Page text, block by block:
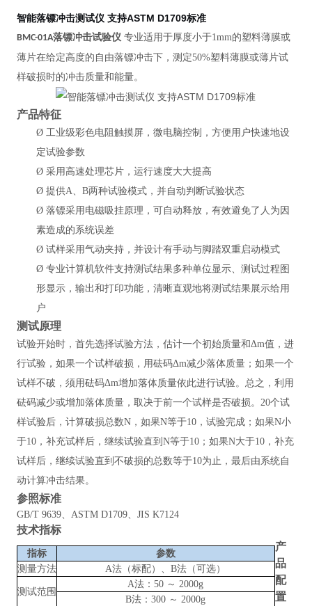
智能落镖冲击测试仪 支持ASTM D1709标准
BMC-01A落镖冲击试验仪 专业适用于厚度小于1mm的塑料薄膜或
薄片在给定高度的自由落镖冲击下，测定50%塑料薄膜或薄片试
样破损时的冲击质量和能量。
产品特征
Ø 工业级彩色电阻触摸屏，微电脑控制，方便用户快速地设
定试验参数
Ø 采用高速处理芯片，运行速度大大提高
Ø 提供A、B两种试验模式，并自动判断试验状态
Ø 落镖采用电磁吸挂原理，可自动释放，有效避免了人为因
素造成的系统误差
Ø 试样采用气动夹持，并设计有手动与脚踏双重启动模式
Ø 专业计算机软件支持测试结果多种单位显示、测试过程图
形显示，输出和打印功能，清晰直观地将测试结果展示给用
户
测试原理
试验开始时，首先选择试验方法，估计一个初始质量和Δm值，进
行试验，如果一个试样破损，用砝码Δm减少落体质量；如果一个
试样不破，须用砝码Δm增加落体质量依此进行试验。总之，利用
砝码减少或增加落体质量，取决于前一个试样是否破损。20个试
样试验后，计算破损总数N，如果N等于10，试验完成；如果N小
于10，补充试样后，继续试验直到N等于10；如果N大于10，补充
试样后，继续试验直到不破损的总数等于10为止，最后由系统自
动计算冲击结果。
参照标准
GB/T 9639、ASTM D1709、JIS K7124
技术指标
指标
参数
测量方法
A法（标配）、B法（可选）
测试范围
A法：50 ～ 2000g
B法：300 ～ 2000g
产
品
配
置